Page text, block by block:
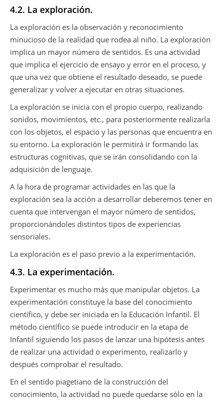
4.2. La exploración.
La exploración es la observación y reconocimiento
minucioso de la realidad que rodea al niño. La exploración
implica un mayor número de sentidos. Es una actividad
que implica el ejercicio de ensayo y error en el proceso, y
que una vez que obtiene el resultado deseado, se puede
generalizar y volver a ejecutar en otras situaciones.
La exploración se inicia con el propio cuerpo, realizando
sonidos, movimientos, etc., para posteriormente realizarla
con los objetos, el espacio y las personas que encuentra en
su entorno. La exploración le permitirá ir formando las
estructuras cognitivas, que se irán consolidando con la
adquisición de lenguaje.
A la hora de programar actividades en las que la
exploración sea la acción a desarrollar deberemos tener en
cuenta que intervengan el mayor número de sentidos,
proporcionándoles distintos tipos de experiencias
sensoriales.
La exploración es el paso previo a la experimentación.
4.3. La experimentación.
Experimentar es mucho más que manipular objetos. La
experimentación constituye la base del conocimiento
científico, y debe ser iniciada en la Educación Infantil. El
método científico se puede introducir en la etapa de
Infantil siguiendo los pasos de lanzar una hipótesis antes
de realizar una actividad o experimento, realizarlo y
después comprobar el resultado.
En el sentido piagetiano de la construcción del
conocimiento, la actividad no puede quedarse sólo en la